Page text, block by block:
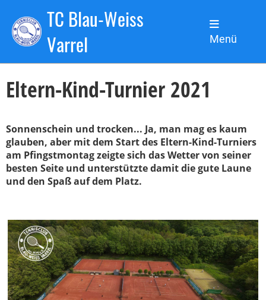
TC Blau-Weiss
Varrel
Menü
Zurück
, Kronsbein Lars
Eltern-Kind-Turnier 2021
Sonnenschein und trocken... Ja, man mag es kaum
glauben, aber mit dem Start des Eltern-Kind-Turniers
am Pfingstmontag zeigte sich das Wetter von seiner
besten Seite und unterstützte damit die gute Laune
und den Spaß auf dem Platz.